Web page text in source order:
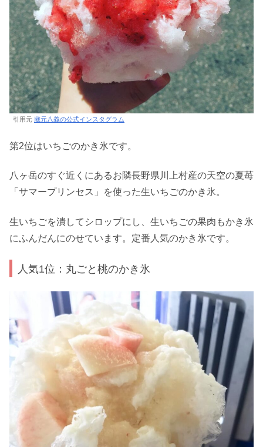
引用元 蔵元八義の公式インスタグラム
第2位はいちごのかき氷です。
八ヶ岳のすぐ近くにあるお隣長野県川上村産の天空の夏苺
「サマープリンセス」を使った生いちごのかき氷。
生いちごを潰してシロップにし、生いちごの果肉もかき氷
にふんだんにのせています。定番人気のかき氷です。
人気1位：丸ごと桃のかき氷